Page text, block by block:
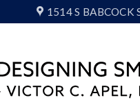
1514 S BABCOCK